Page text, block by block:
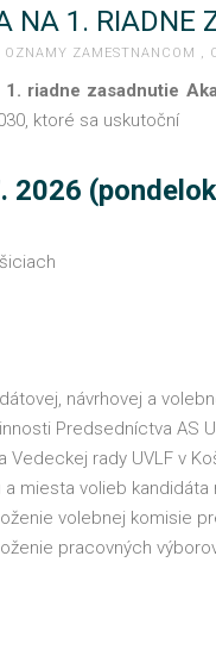
NA 1. RIADNE
OZNAMY ZAMESTNANCOM ,
1. riadne zasadnutie
ktoré sa uskutoční
2026
návrhovej a
Predsedníctva AS
Vedeckej rady UVLF v
a miesta volieb
volebnej komisie
pracovných